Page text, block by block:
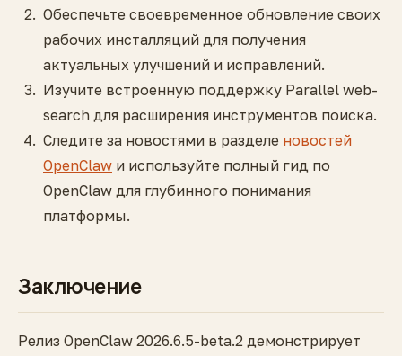
Обеспечьте своевременное обновление своих
рабочих инсталляций для получения
актуальных улучшений и исправлений.
Изучите встроенную поддержку Parallel web-
search для расширения инструментов поиска.
Следите за новостями в разделе новостей
OpenClaw и используйте полный гид по
OpenClaw для глубинного понимания
платформы.
Заключение
Релиз OpenClaw 2026.6.5-beta.2 демонстрирует